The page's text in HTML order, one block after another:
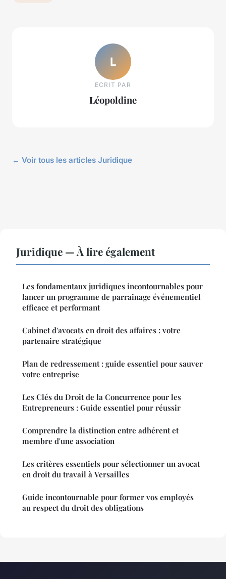
L
ECRIT PAR
Léopoldine
← Voir tous les articles Juridique
Juridique — À lire également
Les fondamentaux juridiques incontournables pour
lancer un programme de parrainage événementiel
efficace et performant
Cabinet d'avocats en droit des affaires : votre
partenaire stratégique
Plan de redressement : guide essentiel pour sauver
votre entreprise
Les Clés du Droit de la Concurrence pour les
Entrepreneurs : Guide essentiel pour réussir
Comprendre la distinction entre adhérent et
membre d'une association
Les critères essentiels pour sélectionner un avocat
en droit du travail à Versailles
Guide incontournable pour former vos employés
au respect du droit des obligations